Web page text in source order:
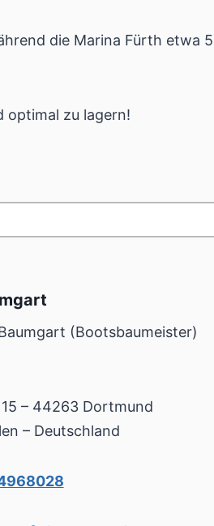
die Marina Fürth etwa
optimal zu lagern!
(Bootsbaumeister)
– 44263 Dortmund
– Deutschland